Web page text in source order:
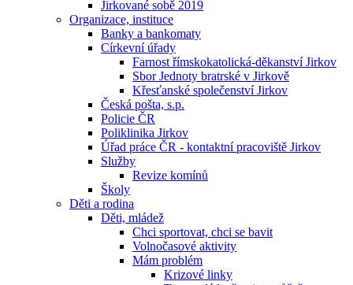
Jirkované sobě 2019
Organizace, instituce
Banky a bankomaty
Církevní úřady
Farnost římskokatolická-děkanství Jirkov
Sbor Jednoty bratrské v Jirkově
Křesťanské společenství Jirkov
Česká pošta, s.p.
Policie ČR
Poliklinika Jirkov
Úřad práce ČR - kontaktní pracoviště Jirkov
Služby
Revize komínů
Školy
Děti a rodina
Děti, mládež
Chci sportovat, chci se bavit
Volnočasové aktivity
Mám problém
Krizové linky